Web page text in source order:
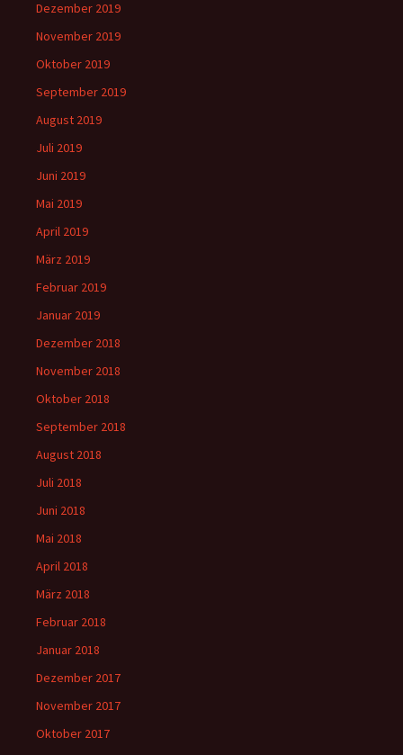
Dezember 2019
November 2019
Oktober 2019
September 2019
August 2019
Juli 2019
Juni 2019
Mai 2019
April 2019
März 2019
Februar 2019
Januar 2019
Dezember 2018
November 2018
Oktober 2018
September 2018
August 2018
Juli 2018
Juni 2018
Mai 2018
April 2018
März 2018
Februar 2018
Januar 2018
Dezember 2017
November 2017
Oktober 2017